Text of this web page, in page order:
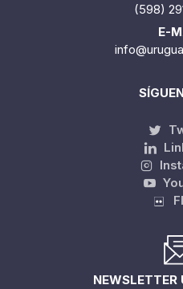
(598)
E-
NEWSLETTER